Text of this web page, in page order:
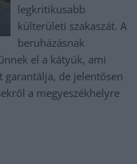
legkritikusabb
külterületi szakaszát. A
beruházásnak
el a kátyúk, ami
garantálja, de jelentősen
a megyeszékhelyre